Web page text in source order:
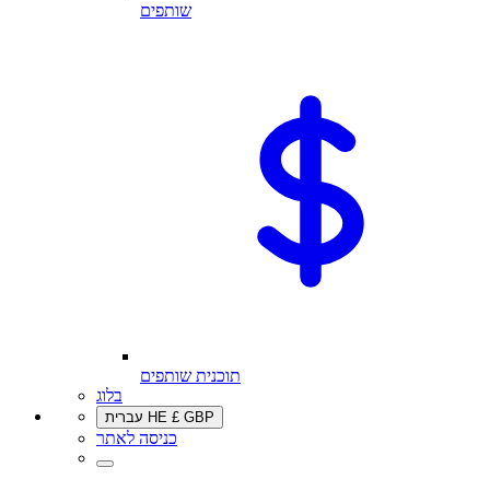
שותפים
תוכנית שותפים
בלוג
עברית HE £ GBP
כניסה לאתר